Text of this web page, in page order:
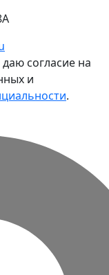
согласие на
и
.